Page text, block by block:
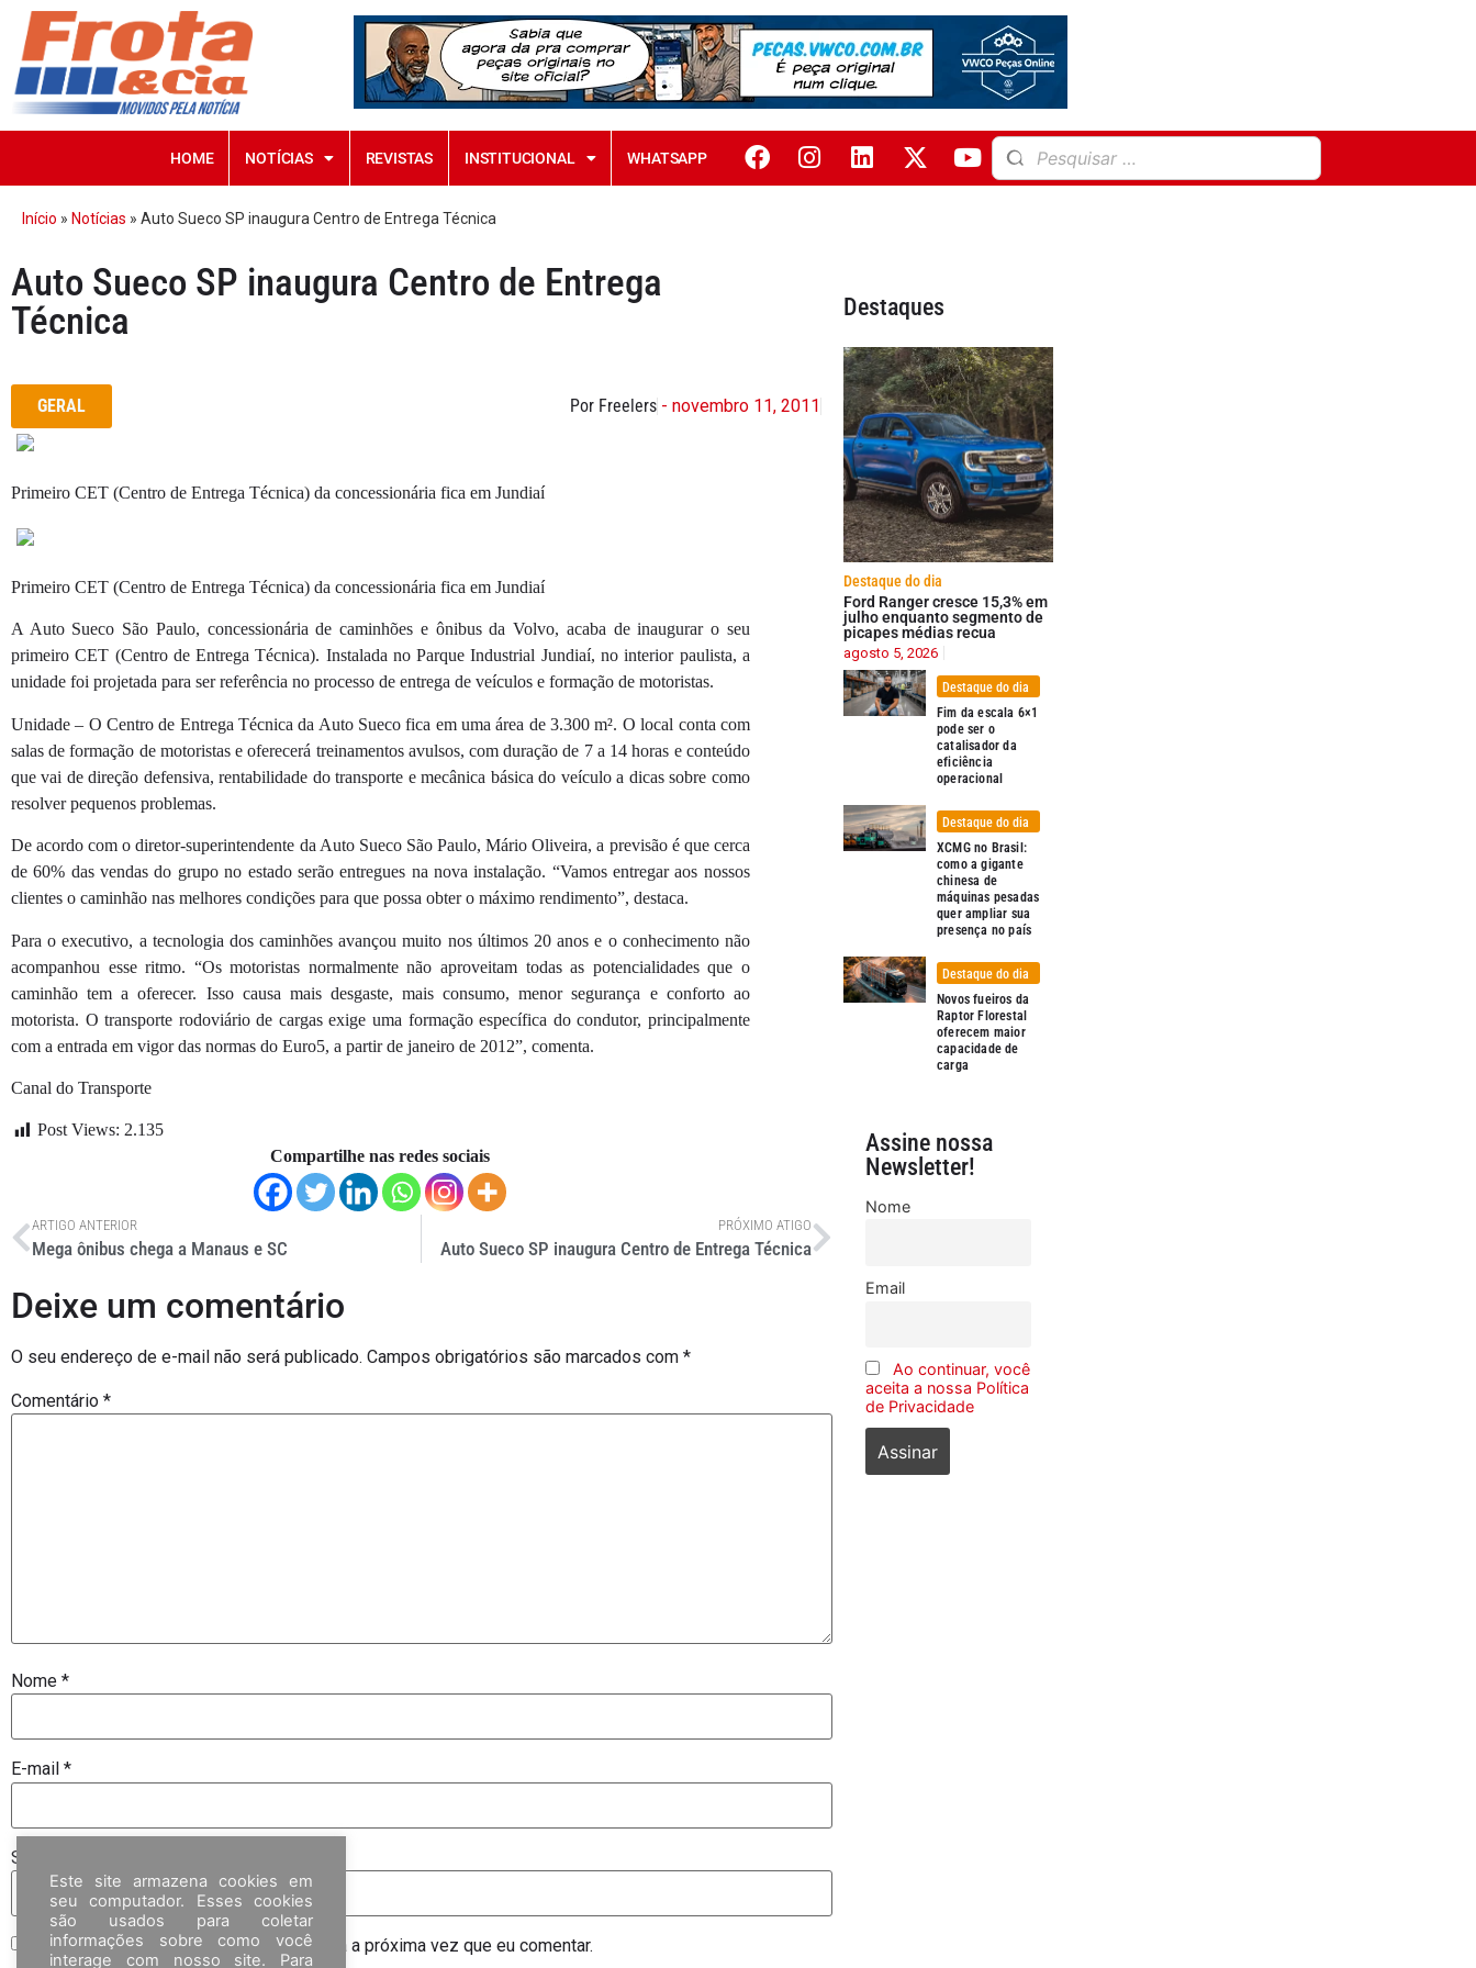
HOME NOTÍCIAS REVISTAS INSTITUCIONAL WHATSAPP
Início » Notícias » Auto Sueco SP inaugura Centro de Entrega Técnica
Auto Sueco SP inaugura Centro de Entrega
Técnica
GERAL Por Freelers - novembro 11, 2011
Primeiro CET (Centro de Entrega Técnica) da concessionária fica em Jundiaí
Primeiro CET (Centro de Entrega Técnica) da concessionária fica em Jundiaí
A Auto Sueco São Paulo, concessionária de caminhões e ônibus da Volvo, acaba de inaugurar o seu
primeiro CET (Centro de Entrega Técnica). Instalada no Parque Industrial Jundiaí, no interior paulista, a
unidade foi projetada para ser referência no processo de entrega de veículos e formação de motoristas.
Unidade – O Centro de Entrega Técnica da Auto Sueco fica em uma área de 3.300 m². O local conta com
salas de formação de motoristas e oferecerá treinamentos avulsos, com duração de 7 a 14 horas e conteúdo
que vai de direção defensiva, rentabilidade do transporte e mecânica básica do veículo a dicas sobre como
resolver pequenos problemas.
De acordo com o diretor-superintendente da Auto Sueco São Paulo, Mário Oliveira, a previsão é que cerca
de 60% das vendas do grupo no estado serão entregues na nova instalação. “Vamos entregar aos nossos
clientes o caminhão nas melhores condições para que possa obter o máximo rendimento”, destaca.
Para o executivo, a tecnologia dos caminhões avançou muito nos últimos 20 anos e o conhecimento não
acompanhou esse ritmo. “Os motoristas normalmente não aproveitam todas as potencialidades que o
caminhão tem a oferecer. Isso causa mais desgaste, mais consumo, menor segurança e conforto ao
motorista. O transporte rodoviário de cargas exige uma formação específica do condutor, principalmente
com a entrada em vigor das normas do Euro5, a partir de janeiro de 2012”, comenta.
Canal do Transporte
Post Views: 2.135
Compartilhe nas redes sociais
ARTIGO ANTERIOR
Mega ônibus chega a Manaus e SC
PRÓXIMO ATIGO
Auto Sueco SP inaugura Centro de Entrega Técnica
Deixe um comentário
O seu endereço de e-mail não será publicado. Campos obrigatórios são marcados com *
Comentário *
Nome *
E-mail *
Site
Salvar meus dados neste navegador para a próxima vez que eu comentar.
Destaques
Destaque do dia
Ford Ranger cresce 15,3% em
julho enquanto segmento de
picapes médias recua
agosto 5, 2026
Destaque do dia
Fim da escala 6×1
pode ser o
catalisador da
eficiência
operacional
Destaque do dia
XCMG no Brasil:
como a gigante
chinesa de
máquinas pesadas
quer ampliar sua
presença no país
Destaque do dia
Novos fueiros da
Raptor Florestal
oferecem maior
capacidade de
carga
Assine nossa
Newsletter!
Nome
Email
Ao continuar, você
aceita a nossa Política
de Privacidade
Este site armazena cookies em
seu computador. Esses cookies
são usados para coletar
informações sobre como você
interage com nosso site. Para